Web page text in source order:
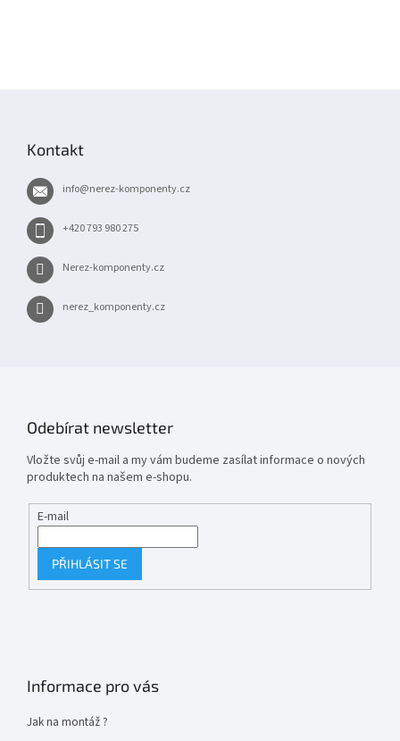
Kontakt
info@nerez-komponenty.cz
+420 793 980 275
Nerez-komponenty.cz
nerez_komponenty.cz
Odebírat newsletter
Vložte svůj e-mail a my vám budeme zasílat informace o nových
produktech na našem e-shopu.
E-mail
PŘIHLÁSIT SE
Informace pro vás
Jak na montáž ?